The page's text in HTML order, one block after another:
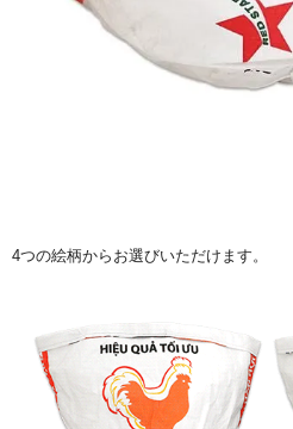
4つの絵柄からお選びいただけます。